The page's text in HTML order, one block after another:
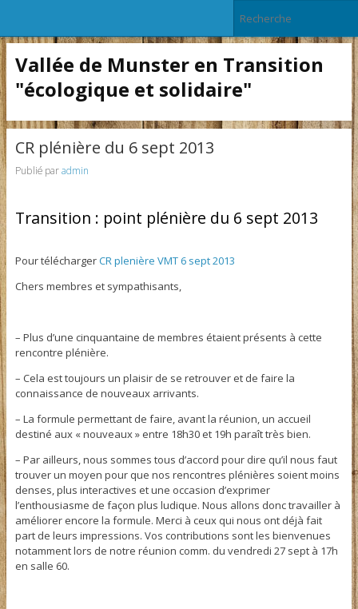
Vallée de Munster en Transition
"écologique et solidaire"
CR plénière du 6 sept 2013
Publié paradmin
Transition : point plénière du 6 sept 2013
Pour téléchargerCR plenière VMT 6 sept 2013
Chers membres et sympathisants,
– Plus d’une cinquantaine de membres étaient présents à cette
rencontre plénière.
– Cela est toujours un plaisir de se retrouver et de faire la
connaissance de nouveaux arrivants.
– La formule permettant de faire, avant la réunion, un accueil
destiné aux « nouveaux » entre 18h30 et 19h paraît très bien.
– Par ailleurs, nous sommes tous d’accord pour dire qu’il nous faut
trouver un moyen pour que nos rencontres plénières soient moins
denses, plus interactives et une occasion d’exprimer
l’enthousiasme de façon plus ludique. Nous allons donc travailler à
améliorer encore la formule. Merci à ceux qui nous ont déjà fait
part de leurs impressions. Vos contributions sont les bienvenues
notamment lors de notre réunion comm. du vendredi 27 sept à 17h
en salle 60.